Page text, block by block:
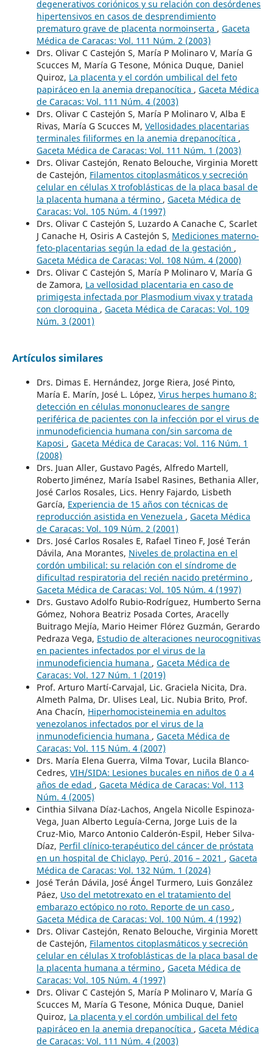
degenerativos coriónicos y su relación con desórdenes
hipertensivos en casos de desprendimiento
prematuro grave de placenta normoinserta , Gaceta
Médica de Caracas: Vol. 111 Núm. 2 (2003)
Drs. Olivar C Castejón S, María P Molinaro V, María G
Scucces M, María G Tesone, Mónica Duque, Daniel
Quiroz, La placenta y el cordón umbilical del feto
papiráceo en la anemia drepanocítica , Gaceta Médica
de Caracas: Vol. 111 Núm. 4 (2003)
Drs. Olivar C Castejón S, María P Molinaro V, Alba E
Rivas, María G Scucces M, Vellosidades placentarias
terminales filiformes en la anemia drepanocítica ,
Gaceta Médica de Caracas: Vol. 111 Núm. 1 (2003)
Drs. Olivar Castejón, Renato Belouche, Virginia Morett
de Castejón, Filamentos citoplasmáticos y secreción
celular en células X trofoblásticas de la placa basal de
la placenta humana a término , Gaceta Médica de
Caracas: Vol. 105 Núm. 4 (1997)
Drs. Olivar C Castejón S, Luzardo A Canache C, Scarlet
J Canache H, Osiris A Castejón S, Mediciones materno-
feto-placentarias según la edad de la gestación ,
Gaceta Médica de Caracas: Vol. 108 Núm. 4 (2000)
Drs. Olivar C Castejón S, María P Molinaro V, María G
de Zamora, La vellosidad placentaria en caso de
primigesta infectada por Plasmodium vivax y tratada
con cloroquina , Gaceta Médica de Caracas: Vol. 109
Núm. 3 (2001)
Artículos similares
Drs. Dimas E. Hernández, Jorge Riera, José Pinto,
María E. Marín, José L. López, Virus herpes humano 8:
detección en células mononucleares de sangre
periférica de pacientes con la infección por el virus de
inmunodeficiencia humana con/sin sarcoma de
Kaposi , Gaceta Médica de Caracas: Vol. 116 Núm. 1
(2008)
Drs. Juan Aller, Gustavo Pagés, Alfredo Martell,
Roberto Jiménez, María Isabel Rasines, Bethania Aller,
José Carlos Rosales, Lics. Henry Fajardo, Lisbeth
García, Experiencia de 15 años con técnicas de
reproducción asistida en Venezuela , Gaceta Médica
de Caracas: Vol. 109 Núm. 2 (2001)
Drs. José Carlos Rosales E, Rafael Tineo F, José Terán
Dávila, Ana Morantes, Niveles de prolactina en el
cordón umbilical: su relación con el síndrome de
dificultad respiratoria del recién nacido pretérmino ,
Gaceta Médica de Caracas: Vol. 105 Núm. 4 (1997)
Drs. Gustavo Adolfo Rubio-Rodríguez, Humberto Serna
Gómez, Nohora Beatriz Posada Cortes, Aracelly
Buitrago Mejía, Mario Heimer Flórez Guzmán, Gerardo
Pedraza Vega, Estudio de alteraciones neurocognitivas
en pacientes infectados por el virus de la
inmunodeficiencia humana , Gaceta Médica de
Caracas: Vol. 127 Núm. 1 (2019)
Prof. Arturo Martí-Carvajal, Lic. Graciela Nicita, Dra.
Almeth Palma, Dr. Ulises Leal, Lic. Nubia Brito, Prof.
Ana Chacín, Hiperhomocisteinemia en adultos
venezolanos infectados por el virus de la
inmunodeficiencia humana , Gaceta Médica de
Caracas: Vol. 115 Núm. 4 (2007)
Drs. María Elena Guerra, Vilma Tovar, Lucila Blanco-
Cedres, VIH/SIDA: Lesiones bucales en niños de 0 a 4
años de edad , Gaceta Médica de Caracas: Vol. 113
Núm. 4 (2005)
Cinthia Silvana Díaz-Lachos, Angela Nicolle Espinoza-
Vega, Juan Alberto Leguía-Cerna, Jorge Luis de la
Cruz-Mio, Marco Antonio Calderón-Espil, Heber Silva-
Díaz, Perfil clínico-terapéutico del cáncer de próstata
en un hospital de Chiclayo, Perú, 2016 – 2021 , Gaceta
Médica de Caracas: Vol. 132 Núm. 1 (2024)
José Terán Dávila, José Ángel Turmero, Luis González
Páez, Uso del metotrexato en el tratamiento del
embarazo ectópico no roto. Reporte de un caso ,
Gaceta Médica de Caracas: Vol. 100 Núm. 4 (1992)
Drs. Olivar Castejón, Renato Belouche, Virginia Morett
de Castejón, Filamentos citoplasmáticos y secreción
celular en células X trofoblásticas de la placa basal de
la placenta humana a término , Gaceta Médica de
Caracas: Vol. 105 Núm. 4 (1997)
Drs. Olivar C Castejón S, María P Molinaro V, María G
Scucces M, María G Tesone, Mónica Duque, Daniel
Quiroz, La placenta y el cordón umbilical del feto
papiráceo en la anemia drepanocítica , Gaceta Médica
de Caracas: Vol. 111 Núm. 4 (2003)